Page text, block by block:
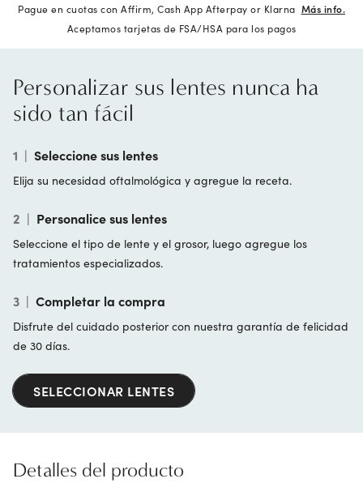
Pague en cuotas con Affirm, Cash App Afterpay or Klarna Más info.
Aceptamos tarjetas de FSA/HSA para los pagos
Personalizar sus lentes nunca ha
sido tan fácil
1 | Seleccione sus lentes
Elija su necesidad oftalmológica y agregue la receta.
2 | Personalice sus lentes
Seleccione el tipo de lente y el grosor, luego agregue los
tratamientos especializados.
3 | Completar la compra
Disfrute del cuidado posterior con nuestra garantía de felicidad
de 30 días.
SELECCIONAR LENTES
Detalles del producto